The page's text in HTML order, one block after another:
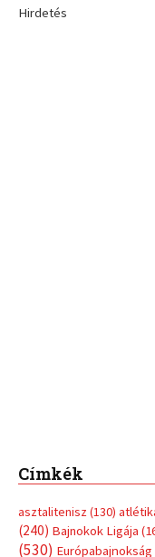
Hirdetés